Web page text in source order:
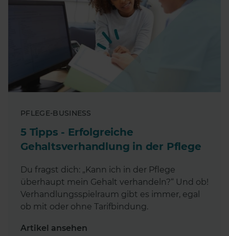
PFLEGE-BUSINESS
5 Tipps - Erfolgreiche
Gehaltsverhandlung in der Pflege
Du fragst dich: „Kann ich in der Pflege
überhaupt mein Gehalt verhandeln?“ Und ob!
Verhandlungsspielraum gibt es immer, egal
ob mit oder ohne Tarifbindung.
Artikel ansehen